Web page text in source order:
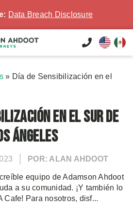
Data Breach Disclosure
» Día de Sensibilización en el
en el Sur de
Ángeles
POR: ALAN AHDOOT
equipo de Adamson Ahdoot
a su comunidad. ¡Y también lo
Cafe! Para nosotros, disf...